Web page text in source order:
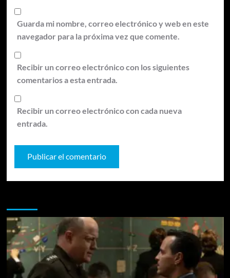
Guarda mi nombre, correo electrónico y web en este
navegador para la próxima vez que comente.
Recibir un correo electrónico con los siguientes
comentarios a esta entrada.
Recibir un correo electrónico con cada nueva
entrada.